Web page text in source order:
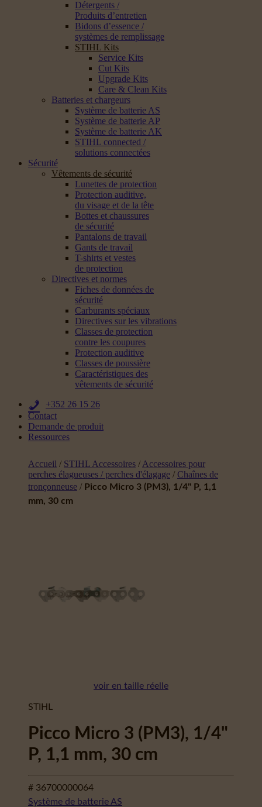
Détergents /
Produits d’entretien
Bidons d’essence /
systèmes de remplissage
STIHL Kits
Service Kits
Cut Kits
Upgrade Kits
Care & Clean Kits
Batteries et chargeurs
Système de batterie AS
Système de batterie AP
Système de batterie AK
STIHL connected /
solutions connectées
Sécurité
Vêtements de sécurité
Lunettes de protection
Protection auditive,
du visage et de la tête
Bottes et chaussures
de sécurité
Pantalons de travail
Gants de travail
T-shirts et vestes
de protection
Directives et normes
Fiches de données de
sécurité
Carburants spéciaux
Directives sur les vibrations
Classes de protection
contre les coupures
Protection auditive
Classes de poussière
Caractéristiques des
vêtements de sécurité
+352 26 15 26
Contact
Demande de produit
Ressources
Accueil / STIHL Accessoires / Accessoires pour
perches élagueuses / perches d'élagage / Chaînes de
tronçonneuse / Picco Micro 3 (PM3), 1/4" P, 1,1
mm, 30 cm
voir en taille réelle
STIHL
Picco Micro 3 (PM3), 1/4"
P, 1,1 mm, 30 cm
# 36700000064
Système de batterie AS